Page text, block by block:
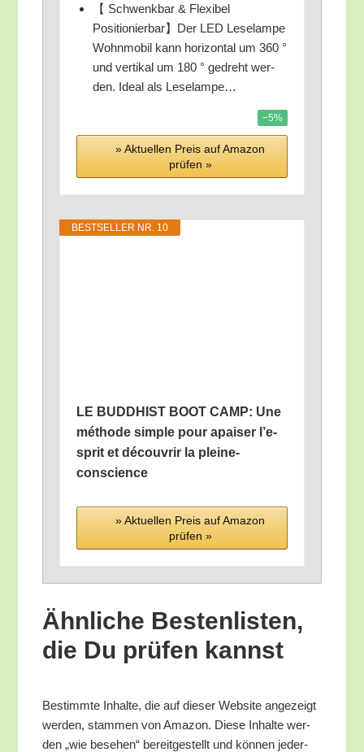
【 Schwenk­bar & Fle­xi­bel
Positionierbar】Der LED Lese­lam­pe
Wohn­mo­bil kann hori­zon­tal um 360 °
und ver­ti­kal um 180 ° gedreht wer­
den. Ide­al als Leselampe…
−5%
» Aktu­el­len Preis auf Ama­zon
prü­fen »
BEST­SEL­LER NR. 10
LE BUDDHIST BOOT CAMP: Une
métho­de simp­le pour apai­ser l’e­
sprit et décou­vr­ir la pleine-
conscience
» Aktu­el­len Preis auf Ama­zon
prü­fen »
Ähn­li­che Bes­ten­lis­ten,
die Du prü­fen kannst
Bestimm­te Inhal­te, die auf die­ser Web­site ange­zeigt
wer­den, stam­men von Ama­zon. Die­se Inhal­te wer­
den „wie bese­hen“ bereit­ge­stellt und kön­nen jeder­